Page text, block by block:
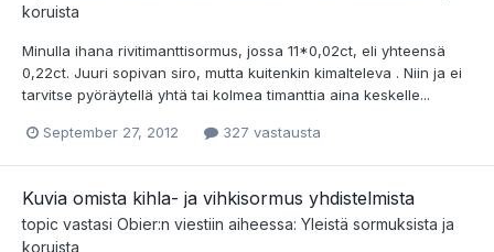
koruista
Minulla ihana rivitimanttisormus, jossa 11*0,02ct, eli yhteensä
0,22ct. Juuri sopivan siro, mutta kuitenkin kimalteleva . Niin ja ei
tarvitse pyöräytellä yhtä tai kolmea timanttia aina keskelle...
September 27, 2012 327 vastausta
Kuvia omista kihla- ja vihkisormus yhdistelmista
topic vastasi Obier:n viestiin aiheessa: Yleistä sormuksista ja
koruista